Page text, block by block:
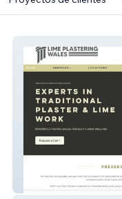
Lime Plastering